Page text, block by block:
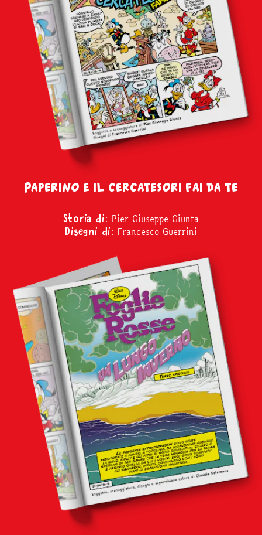
Paperino e il cercatesori fai da te
Storia di: Pier Giuseppe Giunta
Disegni di: Francesco Guerrini